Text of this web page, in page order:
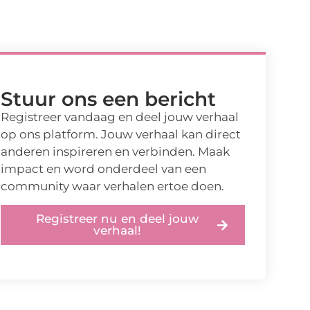
Stuur ons een bericht
Registreer vandaag en deel jouw verhaal
op ons platform. Jouw verhaal kan direct
anderen inspireren en verbinden. Maak
impact en word onderdeel van een
community waar verhalen ertoe doen.
Registreer nu en deel jouw
verhaal!